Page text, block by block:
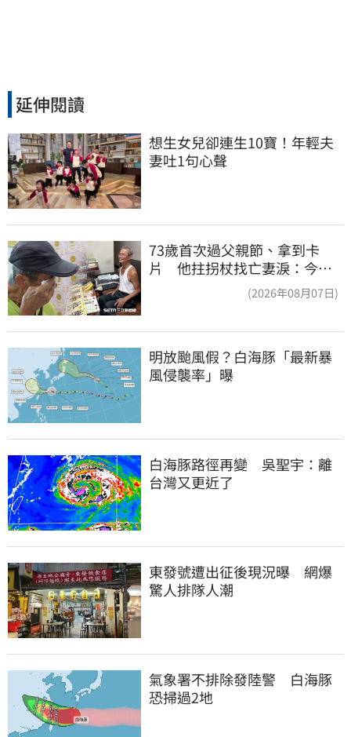
延伸閱讀
想生女兒卻連生10寶！年輕夫
妻吐1句心聲
73歲首次過父親節、拿到卡
片 他拄拐杖找亡妻淚：今天
好多人來幫我慶祝(2026年08月07日)
明放颱風假？白海豚「最新暴
風侵襲率」曝
白海豚路徑再變　吳聖宇：離
台灣又更近了
東發號遭出征後現況曝　網爆
驚人排隊人潮
氣象署不排除發陸警　白海豚
恐掃過2地